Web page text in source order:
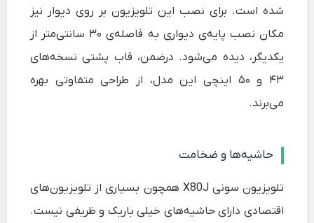
شده است. برای نصب این تلویزیون بر روی دیوار نیز
مکان نصب پایه‌ی دیواری به فاصله‌ی ۳۰ سانتی‌متر از
یکدیگر، دیده می‌شود. درضمن، قاب پشتی نسخه‌های
۴۳ و ۵۰ اینچی این مدل، از طراحی متفاوتی بهره
می‌برند.
حاشیه‌ها و ضخامت
تلویزیون سونی X80J همچون بسیاری از تلویزیون‌های
اقتصادی دارای حاشیه‌های خیلی باریک و ظریفی نیست.